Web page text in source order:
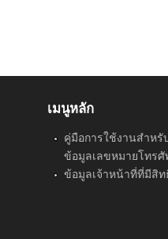
เมนูหลัก
คู่มือการใช้งานสำหรั
ข้อมูลเลขหมายโทรศั
ข้อมูลเจ้าหน้าที่ที่มีสิ